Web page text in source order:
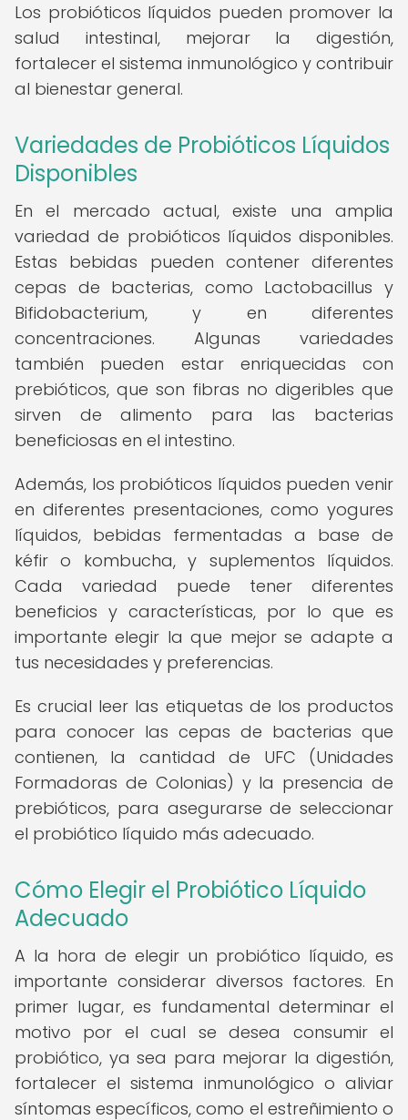
Los probióticos líquidos pueden promover la
salud intestinal, mejorar la digestión,
fortalecer el sistema inmunológico y contribuir
al bienestar general.
Variedades de Probióticos Líquidos
Disponibles
En el mercado actual, existe una amplia
variedad de probióticos líquidos disponibles.
Estas bebidas pueden contener diferentes
cepas de bacterias, como Lactobacillus y
Bifidobacterium, y en diferentes
concentraciones. Algunas variedades
también pueden estar enriquecidas con
prebióticos, que son fibras no digeribles que
sirven de alimento para las bacterias
beneficiosas en el intestino.
Además, los probióticos líquidos pueden venir
en diferentes presentaciones, como yogures
líquidos, bebidas fermentadas a base de
kéfir o kombucha, y suplementos líquidos.
Cada variedad puede tener diferentes
beneficios y características, por lo que es
importante elegir la que mejor se adapte a
tus necesidades y preferencias.
Es crucial leer las etiquetas de los productos
para conocer las cepas de bacterias que
contienen, la cantidad de UFC (Unidades
Formadoras de Colonias) y la presencia de
prebióticos, para asegurarse de seleccionar
el probiótico líquido más adecuado.
Cómo Elegir el Probiótico Líquido
Adecuado
A la hora de elegir un probiótico líquido, es
importante considerar diversos factores. En
primer lugar, es fundamental determinar el
motivo por el cual se desea consumir el
probiótico, ya sea para mejorar la digestión,
fortalecer el sistema inmunológico o aliviar
síntomas específicos, como el estreñimiento o